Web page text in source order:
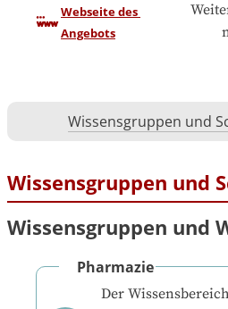
Webseite des
Angebots
Wissensgruppen und
Wissensgruppen und
Wissensgruppen und
Pharmazie
Der